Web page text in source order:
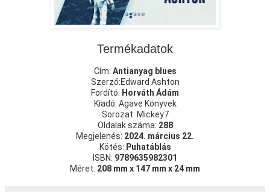
Termékadatok
Cím: Antianyag blues
Szerző:Edward Ashton
Fordító: Horváth Ádám
Kiadó: Agave Könyvek
Sorozat: Mickey7
Oldalak száma: 288
Megjelenés: 2024. március 22.
Kötés: Puhatáblás
ISBN: 9789635982301
Méret: 208 mm x 147 mm x 24 mm